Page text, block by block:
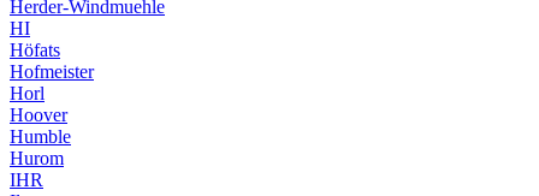
Herder-Windmuehle
HI
Höfats
Hofmeister
Horl
Hoover
Humble
Hurom
IHR